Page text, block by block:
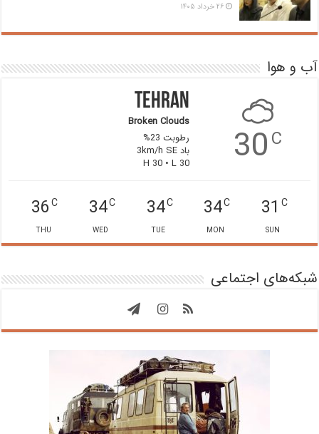
۲۶ خرداد ۱۴۰۵
آب و هوا
30C
Tehran
Broken Clouds
رطوبت 23%
باد 3km/h SE
H 30 • L 30
31 C
SUN
34C
MON
34C
TUE
34C
WED
36C
THU
شبکه‌های اجتماعی